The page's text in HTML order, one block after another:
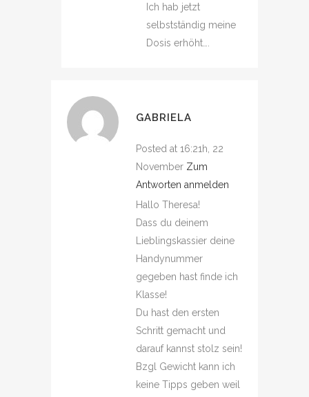
Ich hab jetzt
selbstständig meine
Dosis erhöht….
GABRIELA
Posted at 16:21h, 22
November Zum
Antworten anmelden
Hallo Theresa!
Dass du deinem
Lieblingskassier deine
Handynummer
gegeben hast finde ich
Klasse!
Du hast den ersten
Schritt gemacht und
darauf kannst stolz sein!
Bzgl Gewicht kann ich
keine Tipps geben weil